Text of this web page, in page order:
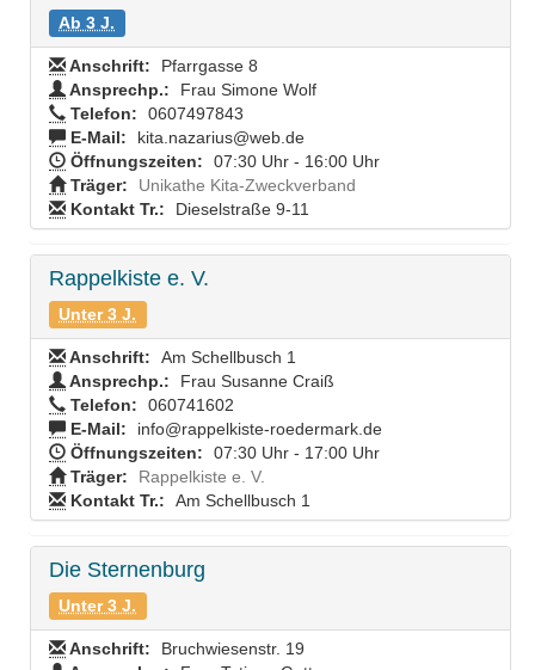
Ab 3 J.
Anschrift:
Pfarrgasse 8
Ansprechp.:
Frau Simone Wolf
Telefon:
0607497843
E-Mail:
kita.nazarius@web.de
Öffnungszeiten:
07:30 Uhr - 16:00 Uhr
Träger:
Unikathe Kita-Zweckverband
Kontakt Tr.:
Dieselstraße 9-11
Rappelkiste e. V.
Unter 3 J.
Anschrift:
Am Schellbusch 1
Ansprechp.:
Frau Susanne Craiß
Telefon:
060741602
E-Mail:
info@rappelkiste-roedermark.de
Öffnungszeiten:
07:30 Uhr - 17:00 Uhr
Träger:
Rappelkiste e. V.
Kontakt Tr.:
Am Schellbusch 1
Die Sternenburg
Unter 3 J.
Anschrift:
Bruchwiesenstr. 19